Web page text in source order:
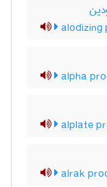
alodizing
alpha
alplate
alrak